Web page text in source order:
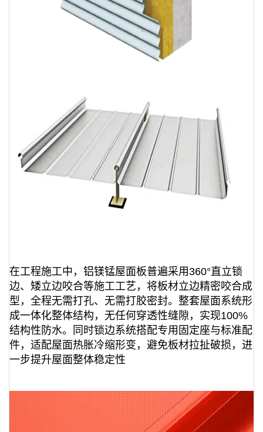
在工程施工中，铝镁锰屋面板普遍采用360°直立锁
边、矮立边咬合等施工工艺，将板材立边精密咬合成
型，全程无需打孔、无需打胶密封。整套屋面系统形
成一体化整体结构，无任何穿透性缝隙，实现100%
结构性防水。同时锁边系统搭配专用固定座与标准配
件，适配屋面热胀冷缩形变，避免板材拉扯破损，进
一步提升屋面整体稳定性